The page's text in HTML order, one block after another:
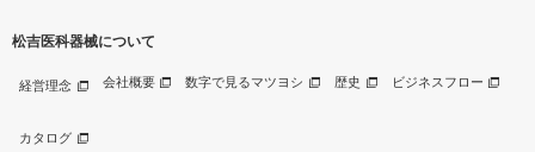
松吉医科器械について
経営理念 会社概要 数字で見るマツヨシ 歴史 ビジネスフロー
カタログ